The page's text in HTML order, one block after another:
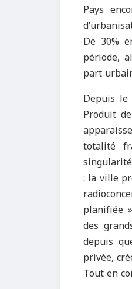
Pays
De 30%
période,
part
Depuis
Produit
totalité
: la ville
planifiée
des
depuis
privée,
Tout en